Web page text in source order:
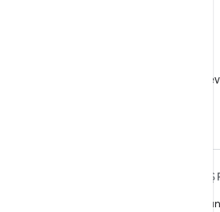
X'te
Oyun